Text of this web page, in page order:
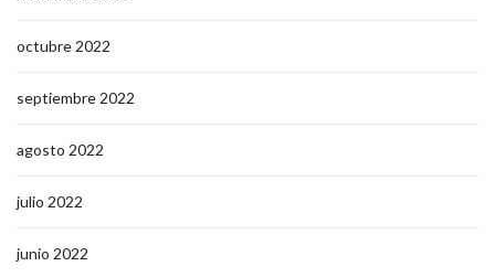
octubre 2022
septiembre 2022
agosto 2022
julio 2022
junio 2022